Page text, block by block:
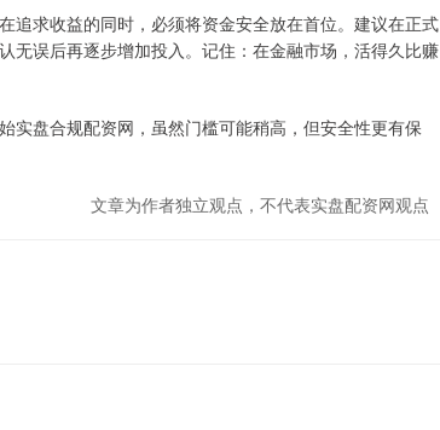
追求收益的同时，必须将资金安全放在首位。建议在正式
无误后再逐步增加投入。记住：在金融市场，活得久比赚
实盘合规配资网，虽然门槛可能稍高，但安全性更有保
文章为作者独立观点，不代表实盘配资网观点